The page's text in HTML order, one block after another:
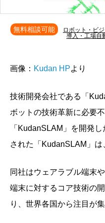
無料相談可能
ロボット・ビ
導入・工場自
画像： Kudan HPより
技術開発会社である「
ボットの技術革新に必要
「KudanSLAM」を開発
された「KudanSLAM」は
同社はウェアラブル端末
端末に対するコア技術の
り、世界各国から注目が